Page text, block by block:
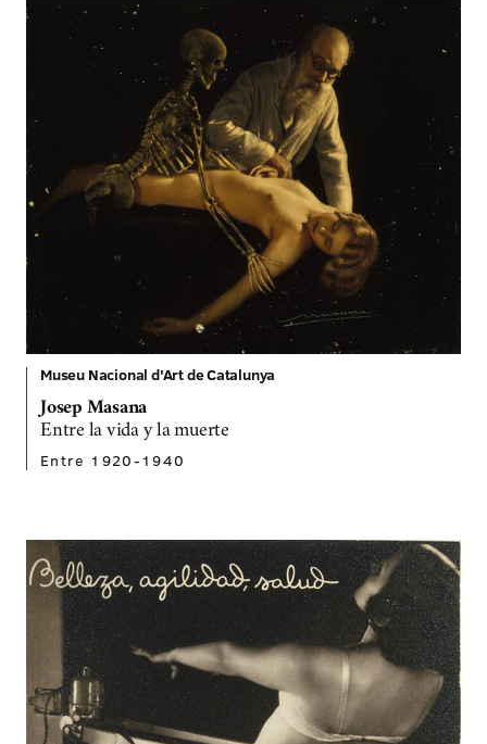
Museu Nacional d'Art de Catalunya
Josep Masana
Entre la vida y la muerte
Entre 1920-1940